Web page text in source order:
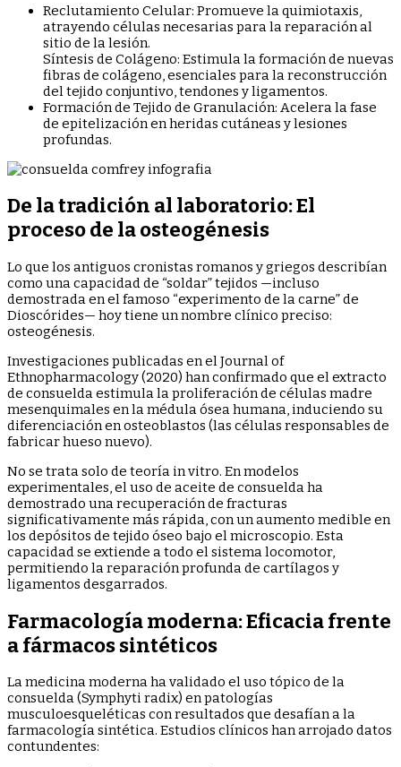
Reclutamiento Celular: Promueve la quimiotaxis,
atrayendo células necesarias para la reparación al
sitio de la lesión.
Síntesis de Colágeno: Estimula la formación de nuevas
fibras de colágeno, esenciales para la reconstrucción
del tejido conjuntivo, tendones y ligamentos.
Formación de Tejido de Granulación: Acelera la fase
de epitelización en heridas cutáneas y lesiones
profundas.
De la tradición al laboratorio: El
proceso de la osteogénesis
Lo que los antiguos cronistas romanos y griegos describían
como una capacidad de “soldar” tejidos —incluso
demostrada en el famoso “experimento de la carne” de
Dioscórides— hoy tiene un nombre clínico preciso:
osteogénesis.
Investigaciones publicadas en el Journal of
Ethnopharmacology (2020) han confirmado que el extracto
de consuelda estimula la proliferación de células madre
mesenquimales en la médula ósea humana, induciendo su
diferenciación en osteoblastos (las células responsables de
fabricar hueso nuevo).
No se trata solo de teoría in vitro. En modelos
experimentales, el uso de aceite de consuelda ha
demostrado una recuperación de fracturas
significativamente más rápida, con un aumento medible en
los depósitos de tejido óseo bajo el microscopio. Esta
capacidad se extiende a todo el sistema locomotor,
permitiendo la reparación profunda de cartílagos y
ligamentos desgarrados.
Farmacología moderna: Eficacia frente
a fármacos sintéticos
La medicina moderna ha validado el uso tópico de la
consuelda (Symphyti radix) en patologías
musculoesqueléticas con resultados que desafían a la
farmacología sintética. Estudios clínicos han arrojado datos
contundentes: